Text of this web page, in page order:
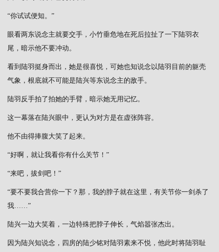
“你试试便知。”
眼看两东说念主就要交手，小竹垂危地在死后拉扯了一下陆羽衣
尾，暗示他不要冲动。
看到陆羽挺身而出，她是很喜悦，可她也知说念以陆羽目前的躯壳
气象，根底就不可能是陆兴等东说念主的敌手。
陆羽反手拍了拍她的手臂，暗示她无用记忆。
这一幕落在陆兴眼中，更认为对方是在虚张阵容。
他不由得捧腹大笑了起来。
“好啊，就让我看你有什么关节！”
“来吧，拔剑吧！”
“要不要我合营你一下？那，我的脖子就在这里，有关节你一剑杀了
我……”
陆兴一边大笑着，一边特殊把脖子伸长，气焰嚣张杰出。
因为陆兴知说念，四房的陆少铭对陆羽素来不悦，他此时将陆羽耻